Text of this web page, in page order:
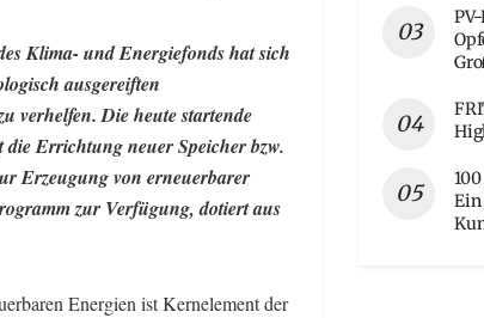
Klima- und Energiefonds hat sich
ausgereiften
verhelfen. Die heute startende
Errichtung neuer Speicher bzw.
Erzeugung von erneuerbarer
zur Verfügung, dotiert aus
Energien ist Kernelement der
Ein